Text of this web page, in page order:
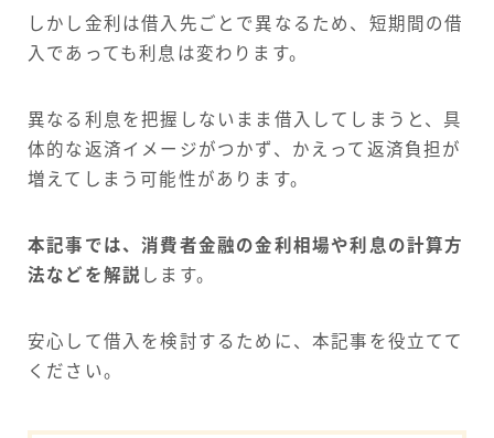
しかし金利は借入先ごとで異なるため、短期間の借
入であっても利息は変わります。
異なる利息を把握しないまま借入してしまうと、具
体的な返済イメージがつかず、かえって返済負担が
増えてしまう可能性があります。
本記事では、消費者金融の金利相場や利息の計算方
法などを解説 します。
安心して借入を検討するために、本記事を役立てて
ください。